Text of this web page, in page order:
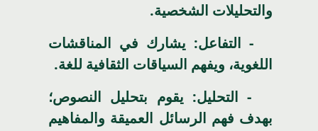
والتحليلات الشخصية.
- التفاعل: يشارك في المناقشات
اللغوية، ويفهم السياقات الثقافية للغة.
- التحليل: يقوم بتحليل النصوص؛
بهدف فهم الرسائل العميقة والمفاهيم